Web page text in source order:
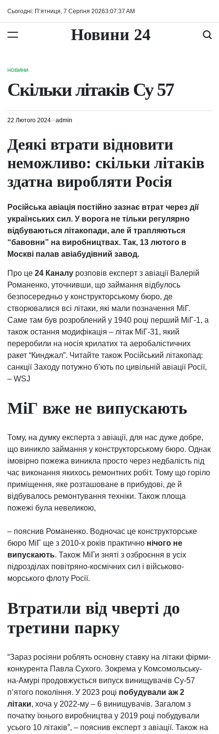
Сьогодні: П’ятниця, 7 Серпня 20263:07:38 AM
Новини 24
ОПУБЛІКУВАТИ
НОВИНИ
Скільки літаків Су 57
22 Лютого 2024 admin
Деякі втрати відновити
неможливо: скільки літаків
здатна виробляти Росія
Російська авіація постійно зазнає втрат через дії
українських сил. У ворога не тільки регулярно
відбуваються літакопади, але й трапляються
“бавовни” на виробництвах. Так, 13 лютого в
Москві палав авіабудівний завод.
Про це 24 Каналу розповів експерт з авіації Валерій
Романенко, уточнивши, що займання відбулось
безпосередньо у конструкторському бюро, де
створювалися всі літаки, які мали позначення МіГ.
Саме там був розроблений у 1940 році перший МіГ-1, а
також остання модифікація – літак МіГ-31, який
переробили на носія крилатих та аеробалістичних
ракет “Кинджал”. Читайте також Російський літакопад:
санкції Заходу потужно б’ють по цивільній авіації Росії,
– WSJ
МіГ вже не випускають
Тому, на думку експерта з авіації, для нас дуже добре,
що виникло займання у конструкторському бюро. Однак
імовірно пожежа виникла просто через недбалість під
час виконання якихось ремонтних робіт. Тому що горіло
приміщення, яке розташоване в прибудові, де й
відбувалось ремонтування техніки. Також площа
пожежі була невеликою,
– пояснив Романенко. Водночас це конструкторське
бюро МіГ ще з 2010-х років практично нічого не
випускають. Також МіГи зняті з озброєння в усіх
підрозділах повітряно-космічних сил і військово-
морського флоту Росії.
Втратили від чверті до
третини парку
“Зараз росіяни роблять основну ставку на літаки фірми-
конкурента Павла Сухого. Зокрема у Комсомольську-
на-Амурі продовжується випуск винищувачів Су-57
п’ятого покоління. У 2023 році побудували аж 2
літаки, хоча у 2022-му – 6 винищувачів. Загалом з
початку їхнього виробництва у 2019 році побудували
усього 10 літаків”, – пояснив експерт з авіації. Також на